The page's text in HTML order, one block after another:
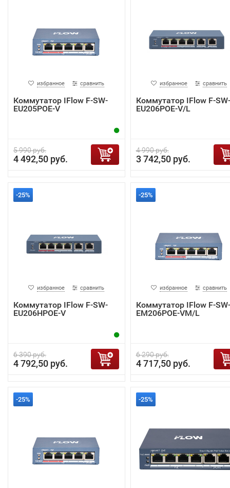
избранное сравнить
Коммутатор IFlow F-SW-
EU205POE-V
5 990 руб.
4 492,50 руб.
избранное сравнить
Коммутатор IFlow F-SW-
EU206POE-V/L
4 990 руб.
3 742,50 руб.
-25%
избранное сравнить
Коммутатор IFlow F-SW-
EU206HPOE-V
6 390 руб.
4 792,50 руб.
-25%
избранное сравнить
Коммутатор IFlow F-SW-
EM206POE-VM/L
6 290 руб.
4 717,50 руб.
-25% -25%